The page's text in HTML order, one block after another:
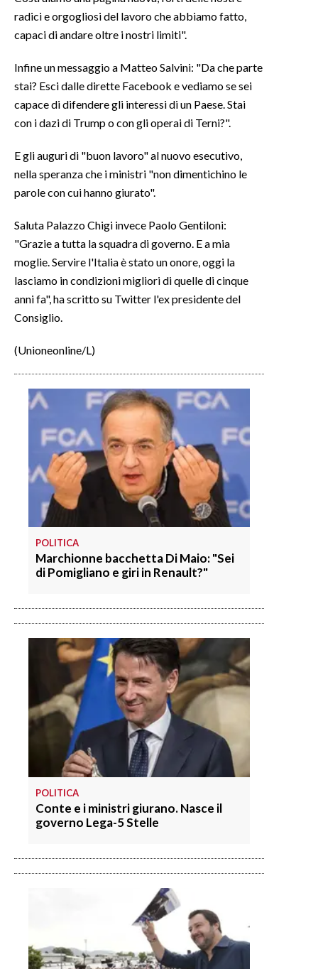
radici e orgogliosi del lavoro che abbiamo fatto,
capaci di andare oltre i nostri limiti".
Infine un messaggio a Matteo Salvini: "Da che parte
stai? Esci dalle dirette Facebook e vediamo se sei
capace di difendere gli interessi di un Paese. Stai
con i dazi di Trump o con gli operai di Terni?".
E gli auguri di "buon lavoro" al nuovo esecutivo,
nella speranza che i ministri "non dimentichino le
parole con cui hanno giurato".
Saluta Palazzo Chigi invece Paolo Gentiloni:
"Grazie a tutta la squadra di governo. E a mia
moglie. Servire l'Italia è stato un onore, oggi la
lasciamo in condizioni migliori di quelle di cinque
anni fa", ha scritto su Twitter l'ex presidente del
Consiglio.
(Unioneonline/L)
POLITICA
Marchionne bacchetta Di Maio: "Sei
di Pomigliano e giri in Renault?"
POLITICA
Conte e i ministri giurano. Nasce il
governo Lega-5 Stelle